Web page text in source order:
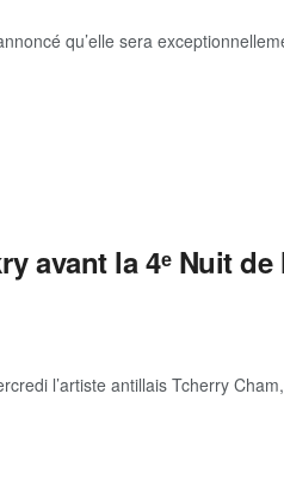
qu’elle sera
avant la 4ᵉ Nuit de
l’artiste antillais Tcherry